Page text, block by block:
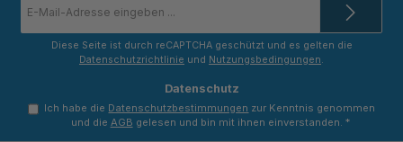
Mail-
*
Diese Seite ist durch reCAPTCHA geschützt und es gelten die
Datenschutzrichtlinie und Nutzungsbedingungen.
Datenschutz
Ich habe die Datenschutzbestimmungen zur Kenntnis genommen
und die AGB gelesen und bin mit ihnen einverstanden. *